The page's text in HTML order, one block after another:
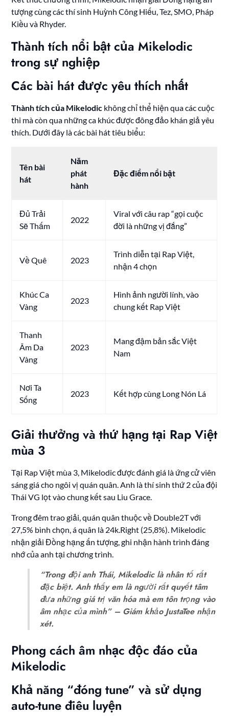
tượng cùng các thí sinh Huỳnh Công Hiếu, Tez, SMO, Pháp
Kiều và Rhyder.
Thành tích nổi bật của Mikelodic
trong sự nghiệp
Các bài hát được yêu thích nhất
Thành tích của Mikelodic không chỉ thể hiện qua các cuộc
thi mà còn qua những ca khúc được đông đảo khán giả yêu
thích. Dưới đây là các bài hát tiêu biểu:
Tên bài
hát
Năm
phát
hành
Đặc điểm nổi bật
Đủ Trải
Sẽ Thấm
2022
Viral với câu rap “gọi cuộc
đời là những vị đắng”
Về Quê 2023
Trình diễn tại Rap Việt,
nhận 4 chọn
Khúc Ca
Vàng
2023
Hình ảnh người lính, vào
chung kết Rap Việt
Thanh
Âm Da
Vàng
2023
Mang đậm bản sắc Việt
Nam
Nơi Ta
Sống
2023 Kết hợp cùng Long Nón Lá
Giải thưởng và thứ hạng tại Rap Việt
mùa 3
Tại Rap Việt mùa 3, Mikelodic được đánh giá là ứng cử viên
sáng giá cho ngôi vị quán quân. Anh là thí sinh thứ 2 của đội
Thái VG lọt vào chung kết sau Liu Grace.
Trong đêm trao giải, quán quân thuộc về Double2T với
27,5% bình chọn, á quân là 24k.Right (25,8%). Mikelodic
nhận giải Đồng hạng ấn tượng, ghi nhận hành trình đáng
nhớ của anh tại chương trình.
“Trong đội anh Thái, Mikelodic là nhân tố rất
đặc biệt. Anh thấy em là người rất quyết tâm
đưa những giá trị văn hóa mà em tôn trọng vào
âm nhạc của mình” – Giám khảo JustaTee nhận
xét.
Phong cách âm nhạc độc đáo của
Mikelodic
Khả năng “đóng tune” và sử dụng
auto-tune điêu luyện